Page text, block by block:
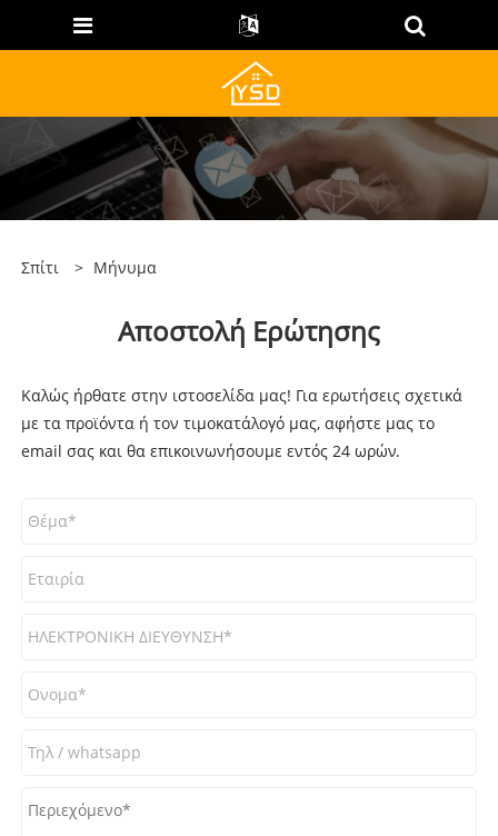
Σπίτι > Μήνυμα
Αποστολή Ερώτησης
Καλώς ήρθατε στην ιστοσελίδα μας! Για ερωτήσεις σχετικά
με τα προϊόντα ή τον τιμοκατάλογό μας, αφήστε μας το
email σας και θα επικοινωνήσουμε εντός 24 ωρών.